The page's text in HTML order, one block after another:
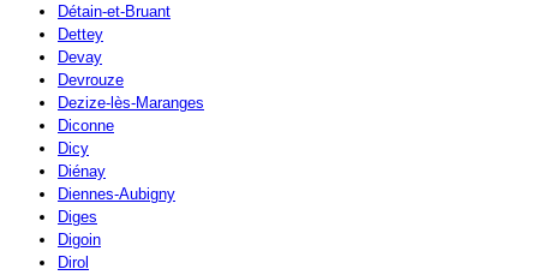
Détain-et-Bruant
Dettey
Devay
Devrouze
Dezize-lès-Maranges
Diconne
Dicy
Diénay
Diennes-Aubigny
Diges
Digoin
Dirol